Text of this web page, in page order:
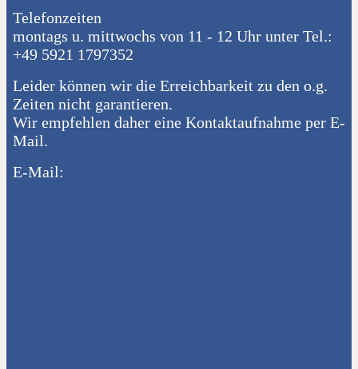
Telefonzeiten
montags u. mittwochs von 11 - 12 Uhr unter Tel.:
+49 5921 1797352
Leider können wir die Erreichbarkeit zu den o.g.
Zeiten nicht garantieren.
Wir empfehlen daher eine Kontaktaufnahme per E-
Mail.
E-Mail: